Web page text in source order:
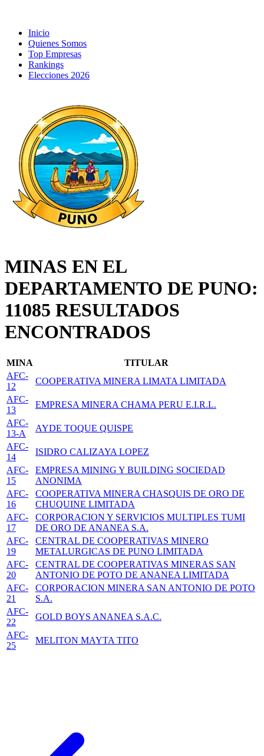
Inicio
Quienes Somos
Top Empresas
Rankings
Elecciones 2026
MINAS EN EL
DEPARTAMENTO DE PUNO:
11085 RESULTADOS
ENCONTRADOS
MINA
TITULAR
AFC-
12
COOPERATIVA MINERA LIMATA LIMITADA
AFC-
13
EMPRESA MINERA CHAMA PERU E.I.R.L.
AFC-
13-A
AYDE TOQUE QUISPE
AFC-
14
ISIDRO CALIZAYA LOPEZ
AFC-
15
EMPRESA MINING Y BUILDING SOCIEDAD
ANONIMA
AFC-
16
COOPERATIVA MINERA CHASQUIS DE ORO DE
CHUQUINE LIMITADA
AFC-
17
CORPORACION Y SERVICIOS MULTIPLES TUMI
DE ORO DE ANANEA S.A.
AFC-
19
CENTRAL DE COOPERATIVAS MINERO
METALURGICAS DE PUNO LIMITADA
AFC-
20
CENTRAL DE COOPERATIVAS MINERAS SAN
ANTONIO DE POTO DE ANANEA LIMITADA
AFC-
21
CORPORACION MINERA SAN ANTONIO DE POTO
S.A.
AFC-
22
GOLD BOYS ANANEA S.A.C.
AFC-
25
MELITON MAYTA TITO